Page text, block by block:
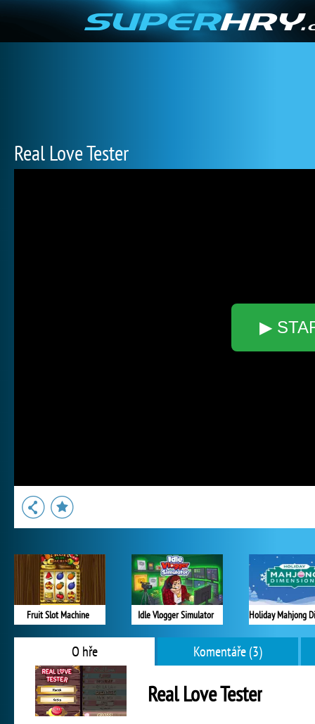
Real Love Tester
▶
Fruit Slot Machine Idle Vlogger Simulator
O hře Komentáře (3)
Real Love Tester